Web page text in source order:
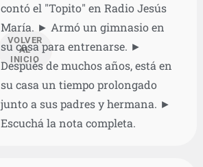
VOLVER
AL
INICIO
contó el "Topito" en Radio Jesús
María. ► Armó un gimnasio en
su casa para entrenarse. ►
Después de muchos años, está en
su casa un tiempo prolongado
junto a sus padres y hermana. ►
Escuchá la nota completa.